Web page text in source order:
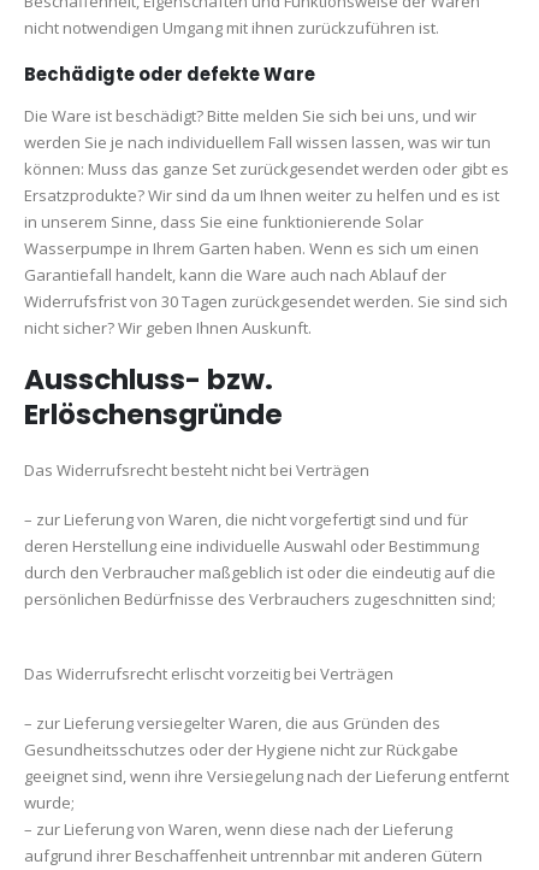
nicht notwendigen Umgang mit ihnen zurückzuführen ist.
Bechädigte oder defekte Ware
Die Ware ist beschädigt? Bitte melden Sie sich bei uns, und wir
werden Sie je nach individuellem Fall wissen lassen, was wir tun
können: Muss das ganze Set zurückgesendet werden oder gibt es
Ersatzprodukte? Wir sind da um Ihnen weiter zu helfen und es ist
in unserem Sinne, dass Sie eine funktionierende Solar
Wasserpumpe in Ihrem Garten haben. Wenn es sich um einen
Garantiefall handelt, kann die Ware auch nach Ablauf der
Widerrufsfrist von 30 Tagen zurückgesendet werden. Sie sind sich
nicht sicher? Wir geben Ihnen Auskunft.
Ausschluss- bzw.
Erlöschensgründe
Das Widerrufsrecht besteht nicht bei Verträgen
– zur Lieferung von Waren, die nicht vorgefertigt sind und für
deren Herstellung eine individuelle Auswahl oder Bestimmung
durch den Verbraucher maßgeblich ist oder die eindeutig auf die
persönlichen Bedürfnisse des Verbrauchers zugeschnitten sind;
Das Widerrufsrecht erlischt vorzeitig bei Verträgen
– zur Lieferung versiegelter Waren, die aus Gründen des
Gesundheitsschutzes oder der Hygiene nicht zur Rückgabe
geeignet sind, wenn ihre Versiegelung nach der Lieferung entfernt
wurde;
– zur Lieferung von Waren, wenn diese nach der Lieferung
aufgrund ihrer Beschaffenheit untrennbar mit anderen Gütern